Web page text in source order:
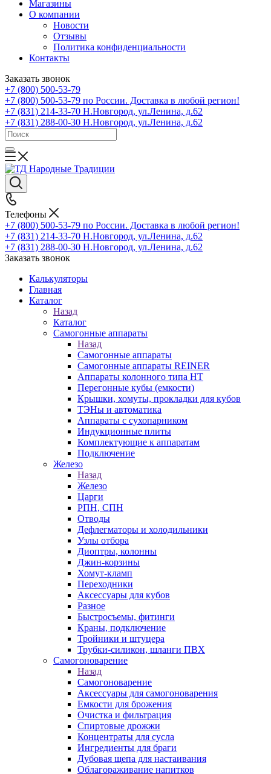
Магазины
О компании
Новости
Отзывы
Политика конфиденциальности
Контакты
Заказать звонок
+7 (800) 500-53-79
+7 (800) 500-53-79 по России. Доставка в любой регион!
+7 (831) 214-33-70 Н.Новгород, ул.Ленина, д.62
+7 (831) 288-00-30 Н.Новгород, ул.Ленина, д.62
Телефоны
+7 (800) 500-53-79 по России. Доставка в любой регион!
+7 (831) 214-33-70 Н.Новгород, ул.Ленина, д.62
+7 (831) 288-00-30 Н.Новгород, ул.Ленина, д.62
Заказать звонок
Калькуляторы
Главная
Каталог
Назад
Каталог
Самогонные аппараты
Назад
Самогонные аппараты
Самогонные аппараты REINER
Аппараты колонного типа НТ
Перегонные кубы (емкости)
Крышки, хомуты, прокладки для кубов
ТЭНы и автоматика
Аппараты с сухопарником
Индукционные плиты
Комплектующие к аппаратам
Подключение
Железо
Назад
Железо
Царги
РПН, СПН
Отводы
Дефлегматоры и холодильники
Узлы отбора
Диоптры, колонны
Джин-корзины
Хомут-кламп
Переходники
Аксессуары для кубов
Разное
Быстросъемы, фитинги
Краны, подключение
Тройники и штуцера
Трубки-силикон, шланги ПВХ
Самогоноварение
Назад
Самогоноварение
Аксессуары для самогоноварения
Емкости для брожения
Очистка и фильтрация
Спиртовые дрожжи
Концентраты для сусла
Ингредиенты для браги
Дубовая щепа для настаивания
Облагораживание напитков